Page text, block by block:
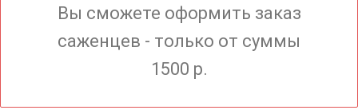
Вы сможете оформить заказ
саженцев - только от суммы
1500 р.